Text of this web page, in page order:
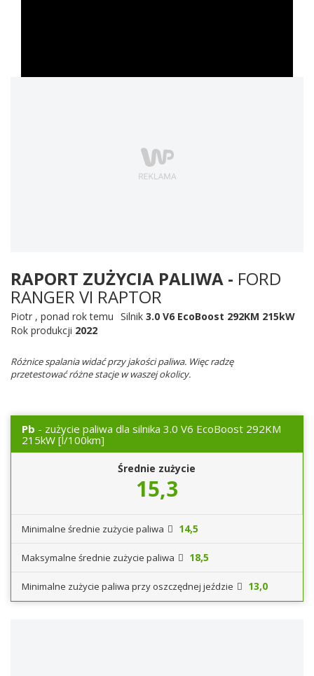
RAPORT ZUŻYCIA PALIWA - FORD
RANGER VI RAPTOR
Piotr , ponad rok temu Silnik 3.0 V6 EcoBoost 292KM 215kW
Rok produkcji 2022
Różnice spalania widać przy jakości paliwa. Więc radzę
przetestować różne stacje w waszej okolicy.
Pb - zużycie paliwa dla silnika 3.0 V6 EcoBoost 292KM
215kW [l/100km]
Średnie zużycie
15,3
Minimalne średnie zużycie paliwa 14,5
Maksymalne średnie zużycie paliwa 18,5
Minimalne zużycie paliwa przy oszczędnej jeździe 13,0